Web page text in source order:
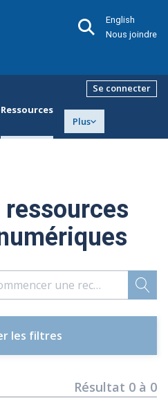
English
Nous joindre
Ressources
Plus
Se connecter
les filtres
Résultat 0 à 0